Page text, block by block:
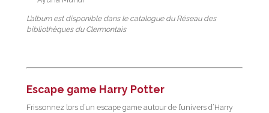
L’album est disponible dans le catalogue du Réseau des
bibliothèques du Clermontais
Escape game Harry Potter
Frissonnez lors d’un escape game autour de l’univers d’Harry